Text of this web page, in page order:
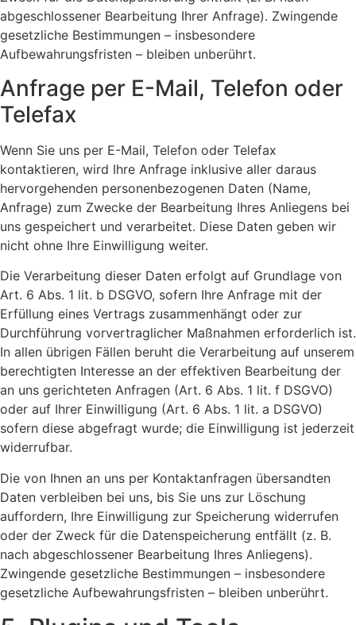
abgeschlossener Bearbeitung Ihrer Anfrage). Zwingende
gesetzliche Bestimmungen – insbesondere
Aufbewahrungsfristen – bleiben unberührt.
Anfrage per E-Mail, Telefon oder
Telefax
Wenn Sie uns per E-Mail, Telefon oder Telefax
kontaktieren, wird Ihre Anfrage inklusive aller daraus
hervorgehenden personenbezogenen Daten (Name,
Anfrage) zum Zwecke der Bearbeitung Ihres Anliegens bei
uns gespeichert und verarbeitet. Diese Daten geben wir
nicht ohne Ihre Einwilligung weiter.
Die Verarbeitung dieser Daten erfolgt auf Grundlage von
Art. 6 Abs. 1 lit. b DSGVO, sofern Ihre Anfrage mit der
Erfüllung eines Vertrags zusammenhängt oder zur
Durchführung vorvertraglicher Maßnahmen erforderlich ist.
In allen übrigen Fällen beruht die Verarbeitung auf unserem
berechtigten Interesse an der effektiven Bearbeitung der
an uns gerichteten Anfragen (Art. 6 Abs. 1 lit. f DSGVO)
oder auf Ihrer Einwilligung (Art. 6 Abs. 1 lit. a DSGVO)
sofern diese abgefragt wurde; die Einwilligung ist jederzeit
widerrufbar.
Die von Ihnen an uns per Kontaktanfragen übersandten
Daten verbleiben bei uns, bis Sie uns zur Löschung
auffordern, Ihre Einwilligung zur Speicherung widerrufen
oder der Zweck für die Datenspeicherung entfällt (z. B.
nach abgeschlossener Bearbeitung Ihres Anliegens).
Zwingende gesetzliche Bestimmungen – insbesondere
gesetzliche Aufbewahrungsfristen – bleiben unberührt.